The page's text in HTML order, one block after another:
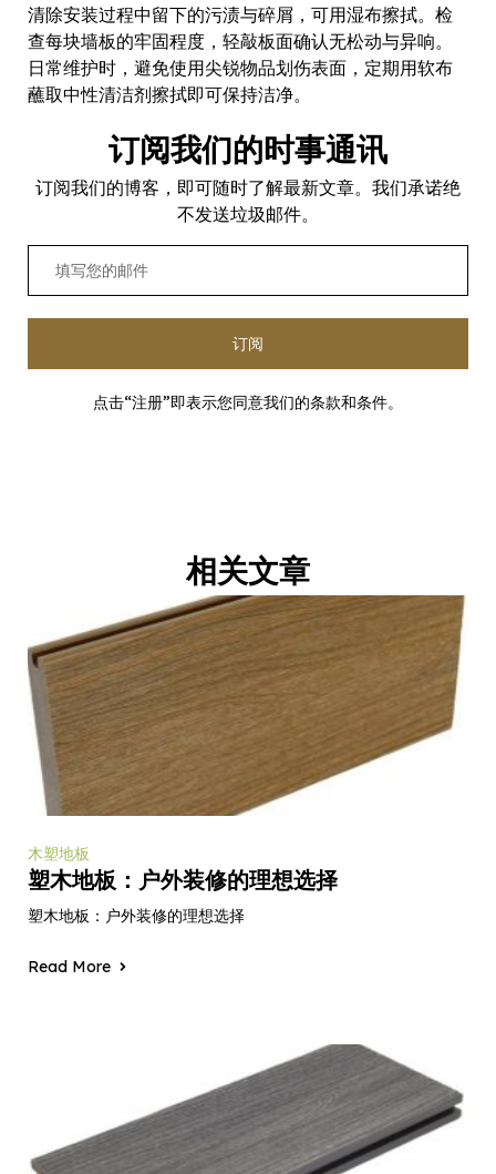
清除安装过程中留下的污渍与碎屑，可用湿布擦拭。检
查每块墙板的牢固程度，轻敲板面确认无松动与异响。
日常维护时，避免使用尖锐物品划伤表面，定期用软布
蘸取中性清洁剂擦拭即可保持洁净。
订阅我们的时事通讯
订阅我们的博客，即可随时了解最新文章。我们承诺绝
不发送垃圾邮件。
订阅
点击“注册”即表示您同意我们的条款和条件。
相关文章
木塑地板
塑木地板：户外装修的理想选择
塑木地板：户外装修的理想选择
Read More